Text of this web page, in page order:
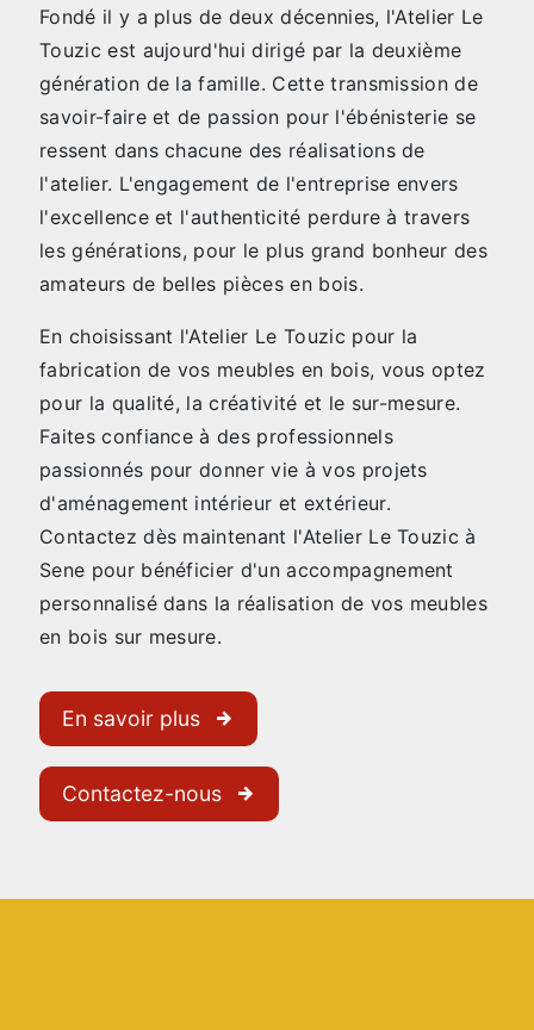
Fondé il y a plus de deux décennies, l'Atelier Le
Touzic est aujourd'hui dirigé par la deuxième
génération de la famille. Cette transmission de
savoir-faire et de passion pour l'ébénisterie se
ressent dans chacune des réalisations de
l'atelier. L'engagement de l'entreprise envers
l'excellence et l'authenticité perdure à travers
les générations, pour le plus grand bonheur des
amateurs de belles pièces en bois.
En choisissant l'Atelier Le Touzic pour la
fabrication de vos meubles en bois, vous optez
pour la qualité, la créativité et le sur-mesure.
Faites confiance à des professionnels
passionnés pour donner vie à vos projets
d'aménagement intérieur et extérieur.
Contactez dès maintenant l'Atelier Le Touzic à
Sene pour bénéficier d'un accompagnement
personnalisé dans la réalisation de vos meubles
en bois sur mesure.
En savoir plus
Contactez-nous